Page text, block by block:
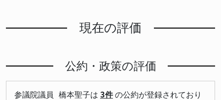
現在の評価
公約・政策の評価
参議院議員 橋本聖子は 3件 の公約が登録されており